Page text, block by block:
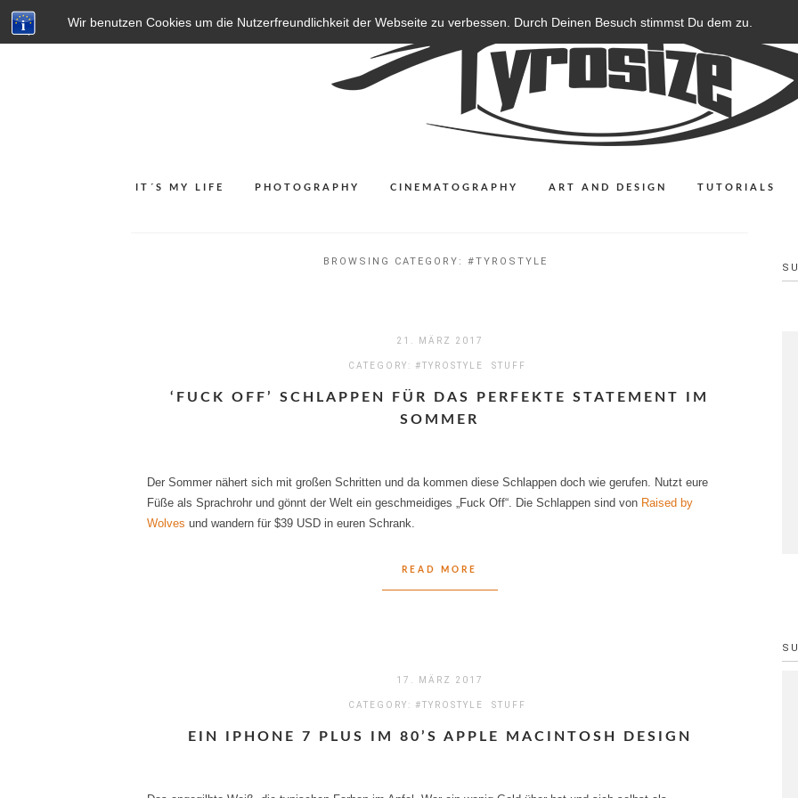
Wir benutzen Cookies um die Nutzerfreundlichkeit der Webseite zu verbessen. Durch Deinen Besuch stimmst Du dem zu.
IT´S MY LIFE PHOTOGRAPHY CINEMATOGRAPHY ART AND DESIGN TUTORIALS
BROWSING CATEGORY: #TYROSTYLE
21. MÄRZ 2017
CATEGORY: #TYROSTYLE STUFF
‘FUCK OFF’ SCHLAPPEN FÜR DAS PERFEKTE STATEMENT IM
SOMMER
Der Sommer nähert sich mit großen Schritten und da kommen diese Schlappen doch wie gerufen. Nutzt eure
Füße als Sprachrohr und gönnt der Welt ein geschmeidiges „Fuck Off“. Die Schlappen sind von Raised by
Wolves und wandern für $39 USD in euren Schrank.
READ MORE
17. MÄRZ 2017
CATEGORY: #TYROSTYLE STUFF
EIN IPHONE 7 PLUS IM 80’S APPLE MACINTOSH DESIGN